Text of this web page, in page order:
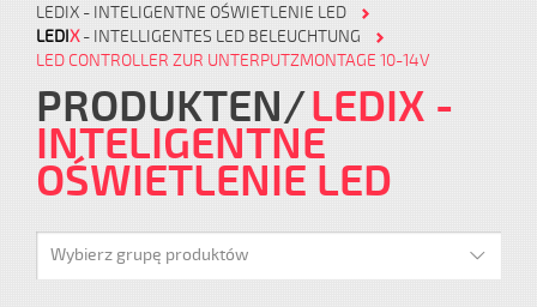
LEDIX - INTELIGENTNE OŚWIETLENIE LED
LEDIX- INTELLIGENTES LED BELEUCHTUNG
LED CONTROLLER ZUR UNTERPUTZMONTAGE 10-14V
PRODUKTEN LEDIX -
INTELIGENTNE
OŚWIETLENIE LED
Wybierz grupę produktów